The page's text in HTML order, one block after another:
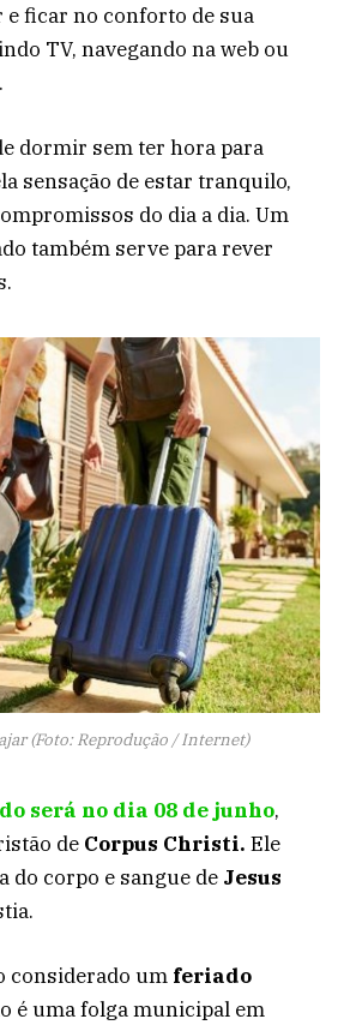
e ficar no conforto de sua
TV, navegando na web ou
dormir sem ter hora para
sensação de estar tranquilo,
do dia a dia. Um
também serve para rever
(Foto: Reprodução / Internet)
será no dia 08 de junho,
de Corpus Christi. Ele
do corpo e sangue de Jesus
considerado um feriado
é uma folga municipal em